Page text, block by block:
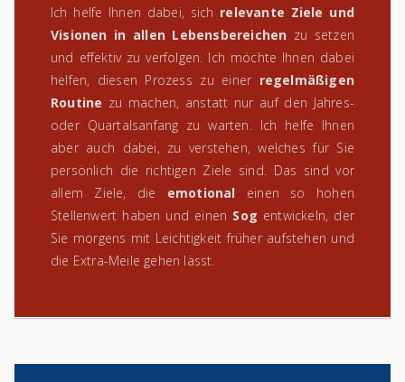
Ich helfe Ihnen dabei, sich relevante Ziele und
Visionen in allen Lebensbereichen zu setzen
und effektiv zu verfolgen. Ich möchte Ihnen dabei
helfen, diesen Prozess zu einer regelmäßigen
Routine zu machen, anstatt nur auf den Jahres-
oder Quartalsanfang zu warten. Ich helfe Ihnen
aber auch dabei, zu verstehen, welches für Sie
persönlich die richtigen Ziele sind. Das sind vor
allem Ziele, die emotional einen so hohen
Stellenwert haben und einen Sog entwickeln, der
Sie morgens mit Leichtigkeit früher aufstehen und
die Extra-Meile gehen lässt.